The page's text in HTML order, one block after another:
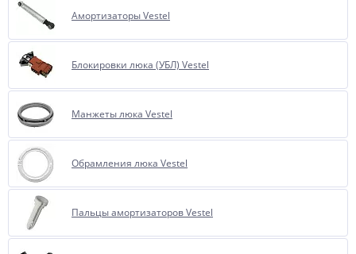
Амортизаторы Vestel
Блокировки люка (УБЛ) Vestel
Манжеты люка Vestel
Обрамления люка Vestel
Пальцы амортизаторов Vestel